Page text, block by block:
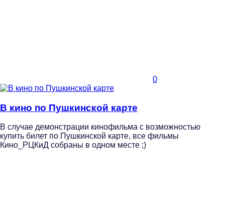
0
В кино по Пушкинской карте
В случае демонстрации кинофильма с возможностью
купить билет по Пушкинской карте, все фильмы
Кино_РЦКиД собраны в одном месте ;)